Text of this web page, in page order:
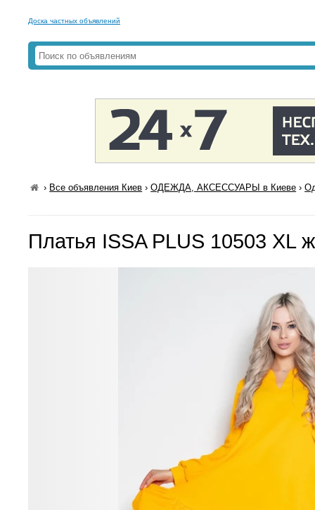
Доска частных объявлений
› Все объявления Киев ›ОДЕЖДА, АКСЕССУАРЫ в Киеве ›
Платья ISSA PLUS 10503 XL